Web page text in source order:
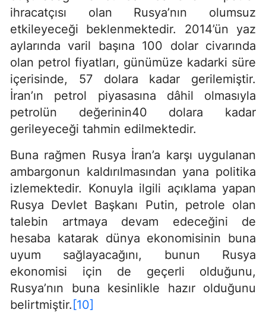
ihracatçısı olan Rusya’nın olumsuz
etkileyeceği beklenmektedir. 2014’ün yaz
aylarında varil başına 100 dolar civarında
olan petrol fiyatları, günümüze kadarki süre
içerisinde, 57 dolara kadar gerilemiştir.
İran’ın petrol piyasasına dâhil olmasıyla
petrolün değerinin40 dolara kadar
gerileyeceği tahmin edilmektedir.
Buna rağmen Rusya İran’a karşı uygulanan
ambargonun kaldırılmasından yana politika
izlemektedir. Konuyla ilgili açıklama yapan
Rusya Devlet Başkanı Putin, petrole olan
talebin artmaya devam edeceğini de
hesaba katarak dünya ekonomisinin buna
uyum sağlayacağını, bunun Rusya
ekonomisi için de geçerli olduğunu,
Rusya’nın buna kesinlikle hazır olduğunu
belirtmiştir. [10]